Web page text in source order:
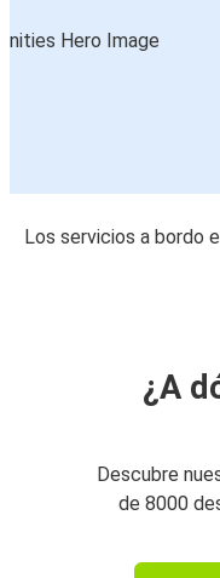
Los servicios a bordo
¿A
Descubre
de 8000